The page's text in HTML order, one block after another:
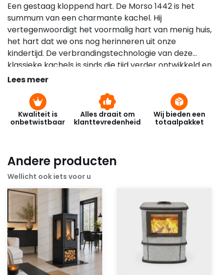
Een gestaag kloppend hart. De Morso 1442 is het
summum van een charmante kachel. Hij
vertegenwoordigt het voormalig hart van menig huis,
het hart dat we ons nog herinneren uit onze
kindertijd. De verbrandingstechnologie van deze
klassieke kachels is sinds die tijd verder ontwikkeld en
verbeterd. Zodat schadelijke deeltjes en een
reden dat de kachels van vandaag voldoen aan de
strengste milieueisen en voorzien zijn van het
ecolabel(10 jaar garantie) met de Scandinavische
echter veranderd; ondanks alle nieuwe technologie
hebben we ervoor gekozen om de kleine details
onveranderd te laten, dus de kenmerkende Morsø
eekhoorn staat nog gewoon op de zijkant.
Lees meer
Kwaliteit is
onbetwistbaar
Alles draait om
klanttevredenheid
Wij bieden een
totaalpakket
Andere producten
Wellicht ook iets voor u